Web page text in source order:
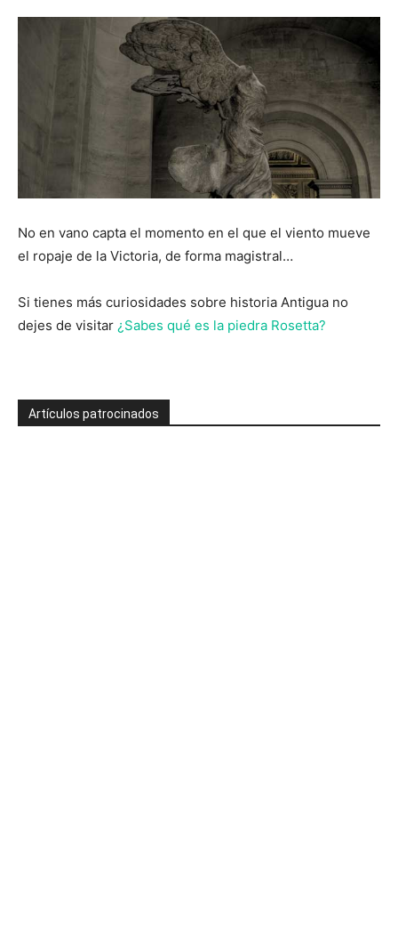
No en vano capta el momento en el que el viento mueve
el ropaje de la Victoria, de forma magistral…
Si tienes más curiosidades sobre historia Antigua no
dejes de visitar ¿Sabes qué es la piedra Rosetta?
Artículos patrocinados